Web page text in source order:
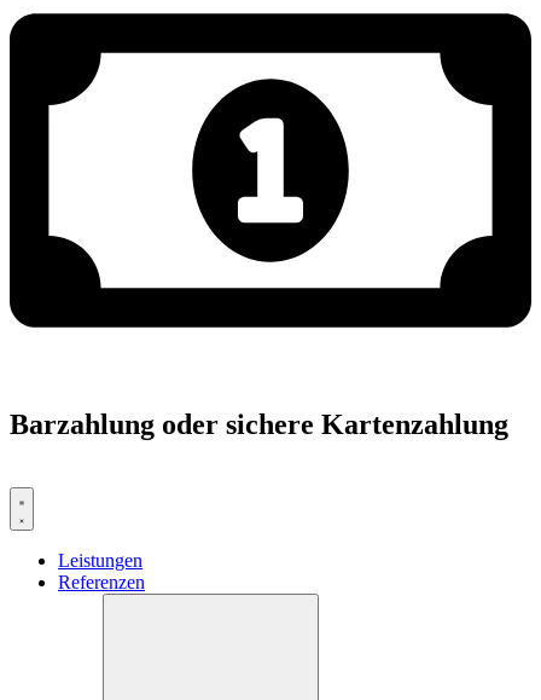
Barzahlung oder sichere Kartenzahlung
Leistungen
Referenzen